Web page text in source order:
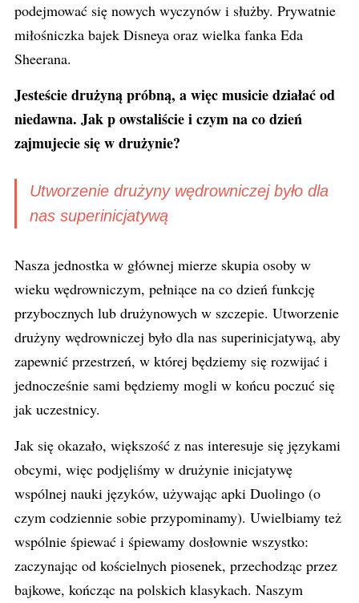
podejmować się nowych wyczynów i służby. Prywatnie
miłośniczka bajek Disneya oraz wielka fanka Eda
Sheerana.
Jesteście drużyną próbną, a więc musicie działać od
niedawna. Jak p owstaliście i czym na co dzień
zajmujecie się w drużynie?
Utworzenie drużyny wędrowniczej było dla
nas superinicjatywą
Nasza jednostka w głównej mierze skupia osoby w
wieku wędrowniczym, pełniące na co dzień funkcję
przybocznych lub drużynowych w szczepie. Utworzenie
drużyny wędrowniczej było dla nas superinicjatywą, aby
zapewnić przestrzeń, w której będziemy się rozwijać i
jednocześnie sami będziemy mogli w końcu poczuć się
jak uczestnicy.
Jak się okazało, większość z nas interesuje się językami
obcymi, więc podjęliśmy w drużynie inicjatywę
wspólnej nauki języków, używając apki Duolingo (o
czym codziennie sobie przypominamy). Uwielbiamy też
wspólnie śpiewać i śpiewamy dosłownie wszystko:
zaczynając od kościelnych piosenek, przechodząc przez
bajkowe, kończąc na polskich klasykach. Naszym